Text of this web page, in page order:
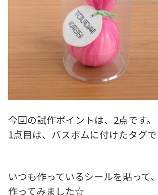
今回の試作ポイントは、2点です。
1点目は、バスボムに付けたタグで
いつも作っているシールを貼って
作ってみました☆